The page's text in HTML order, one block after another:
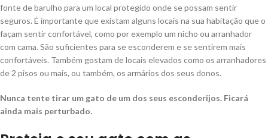
fonte de barulho para um local protegido onde se possam sentir
seguros. É importante que existam alguns locais na sua habitação que o
façam sentir confortável, como por exemplo um nicho ou arranhador
com cama. São suficientes para se esconderem e se sentirem mais
confortáveis. Também gostam de locais elevados como os arranhadores
de 2 pisos ou mais, ou também, os armários dos seus donos.
Nunca tente tirar um gato de um dos seus esconderijos. Ficará
ainda mais perturbado.